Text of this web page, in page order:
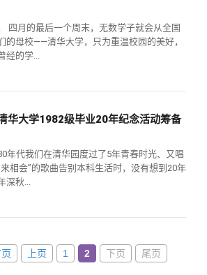
校友讲坛
校友视界
实用信息
总会章程
理事会名单
联系我们
四月的最后一个周末，无数学子就会从全国
的母校——清华大学，只为重温校园的美好，
经的学...
华大学1982级毕业20年纪念活动筹备
年代我们在清华园度过了5年青春时光、又唱
相会”的歌曲告别本科生活时，没有想到20年
深秋...
上页 1 2 下页 尾页